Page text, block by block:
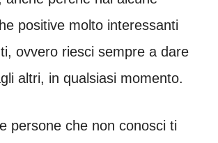
positive molto interessanti
ovvero riesci sempre a dare
altri, in qualsiasi momento.
persone che non conosci ti